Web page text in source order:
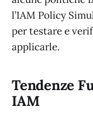
l’IAM Policy
per testare e
applicarle.
Tendenze
IAM